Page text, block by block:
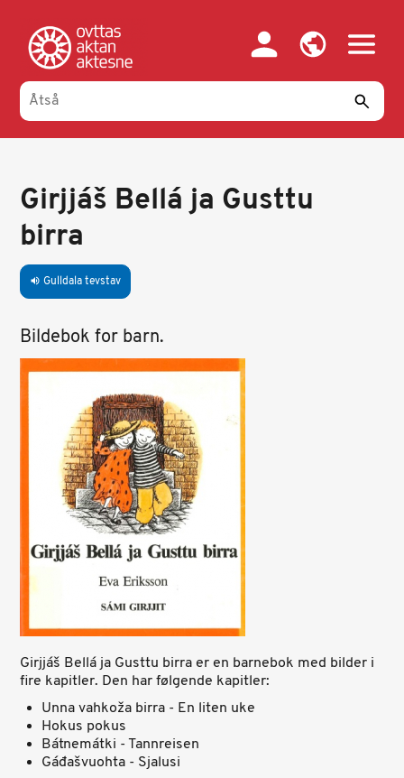
oajvve-
sisadnuj
Girjjáš Bellá ja Gusttu
birra
volume_up Gulldala tevstav
Bildebok for barn.
Girjjáš Bellá ja Gusttu birra er en barnebok med bilder i
fire kapitler. Den har følgende kapitler:
Unna vahkoža birra - En liten uke
Hokus pokus
Bátnemátki - Tannreisen
Gáđašvuohta - Sjalusi